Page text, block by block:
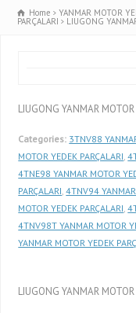
Home YANMAR MOTOR
PARÇALARI LIUGONG
LIUGONG YANMAR MOTOR
Categories: 3TNV88
MOTOR YEDEK PARÇALARI ,
4TNE98 YANMAR MOTOR
PARÇALARI ,4TNV94 YANMAR
MOTOR YEDEK PARÇALARI ,
4TNV98T YANMAR MOTOR
YANMAR MOTOR YEDEK
LIUGONG YANMAR MOTOR